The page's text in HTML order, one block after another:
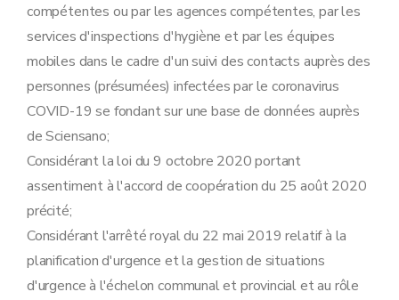
compétentes ou par les agences compétentes, par les
services d'inspections d'hygiène et par les équipes
mobiles dans le cadre d'un suivi des contacts auprès des
personnes (présumées) infectées par le coronavirus
COVID-19 se fondant sur une base de données auprès
de Sciensano;
Considérant la loi du 9 octobre 2020 portant
assentiment à l'accord de coopération du 25 août 2020
précité;
Considérant l'arrêté royal du 22 mai 2019 relatif à la
planification d'urgence et la gestion de situations
d'urgence à l'échelon communal et provincial et au rôle